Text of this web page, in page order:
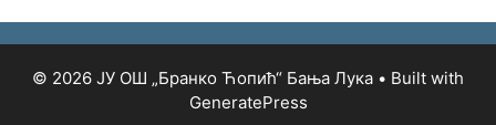
© 2026 ЈУ ОШ „Бранко Ћопић“ Бања Лука • Built with
GeneratePress